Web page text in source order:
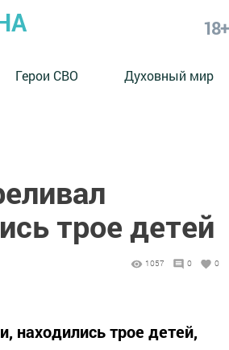
18+
Герои СВО Духовный мир
трое детей
1057 0 0
находились трое детей,